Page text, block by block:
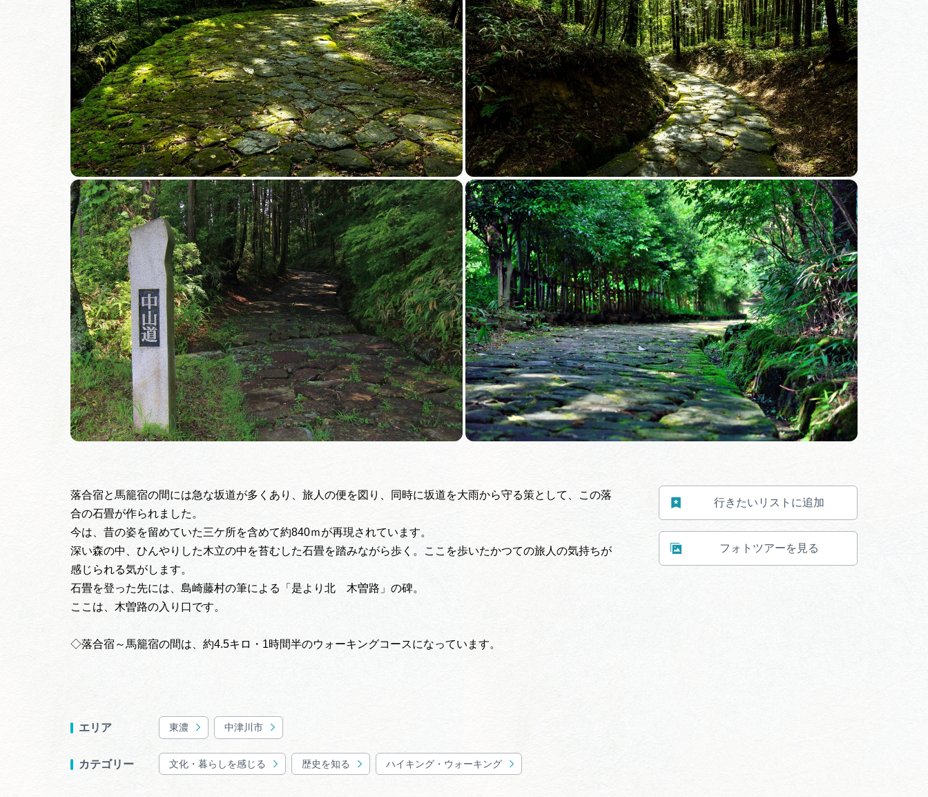
ペーン
イド
岐阜県観光データベース
旅行会社・観光事業者の皆様へ フォトライブラリー
動画ライブラリー お問い合わせ
運営組織 広告掲載 サイトポリシー
落合宿と馬籠宿の間には急な坂道が多くあり、旅人の便を図り、同時に坂道を大雨から守る策として、この落
合の石畳が作られました。
今は、昔の姿を留めていた三ケ所を含めて約840ｍが再現されています。
深い森の中、ひんやりした木立の中を苔むした石畳を踏みながら歩く。ここを歩いたかつての旅人の気持ちが
感じられる気がします。
石畳を登った先には、島崎藤村の筆による「是より北 木曽路」の碑。
ここは、木曽路の入り口です。
◇落合宿～馬籠宿の間は、約4.5キロ・1時間半のウォーキングコースになっています。
エリア 東濃 中津川市
カテゴリー 文化・暮らしを感じる 歴史を知る ハイキング・ウォーキング
行きたいリストに追加
フォトツアーを見る